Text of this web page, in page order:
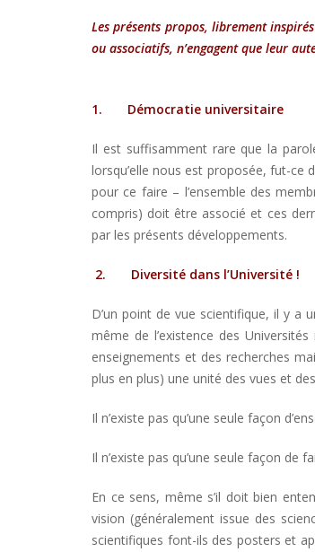
Les présents propos, librement
ou associatifs, n’engagent que leur
1. Démocratie universitaire
Il est suffisamment rare que la
lorsqu’elle nous est proposée, fut-ce
pour ce faire – l’ensemble des
compris) doit être associé et ces
par les présents développements.
2. Diversité dans l’Université !
D’un point de vue scientifique, il y a
même de l’existence des
enseignements et des recherches
plus en plus) une unité des vues et
Il n’existe pas qu’une seule façon
Il n’existe pas qu’une seule façon de
En ce sens, même s’il doit bien
vision (généralement issue des
scientifiques font-ils des posters et